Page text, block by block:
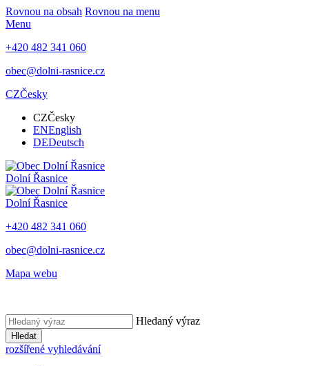
Rovnou na obsah Rovnou na menu
Menu
+420 482 341 060
obec@dolni-rasnice.cz
CZČesky
CZČesky
ENEnglish
DEDeutsch
Dolní Řasnice
Dolní Řasnice
+420 482 341 060
obec@dolni-rasnice.cz
Mapa webu
Hledaný výraz
Hledat
rozšířené vyhledávání